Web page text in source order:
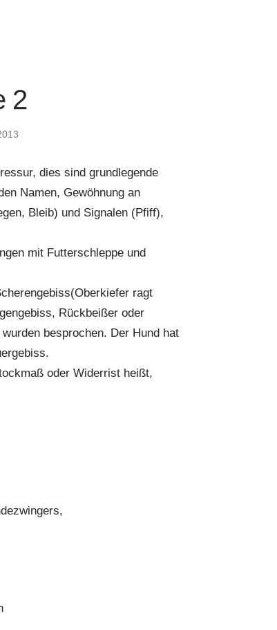
2
dies sind grundlegende
Namen, Gewöhnung an
Bleib) und Signalen (Pfiff),
mit Futterschleppe und
ragt
Rückbeißer oder
besprochen. Der Hund hat
oder Widerrist heißt,